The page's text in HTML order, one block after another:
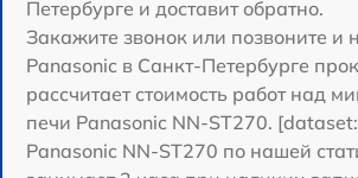
Петербурге и доставит обратно.
Закажите звонок или позвоните и
Panasonic в Санкт-Петербурге
рассчитает стоимость работ над
печи Panasonic NN-ST270.
Panasonic NN-ST270 по нашей